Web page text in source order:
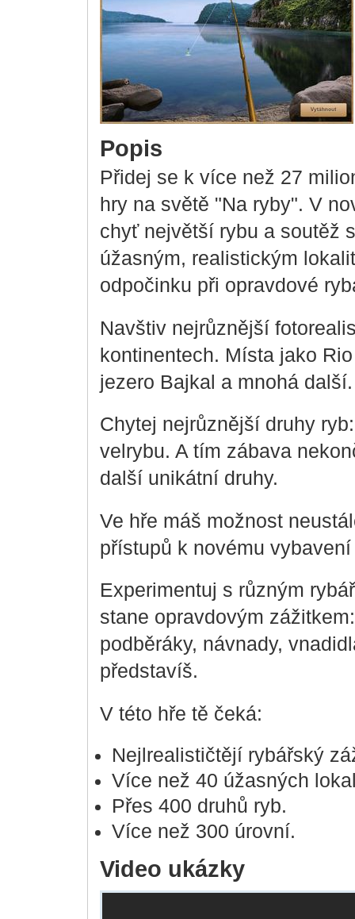
Popis
Přidej se k více než 27
hry na světě "Na ryby". V
chyť největší rybu a soutěž
úžasným, realistickým
odpočinku při opravdové
Navštiv nejrůznější
kontinentech. Místa jako
jezero Bajkal a mnohá další.
Chytej nejrůznější druhy
velrybu. A tím zábava
další unikátní druhy.
Ve hře máš možnost
přístupů k novému
Experimentuj s různým
stane opravdovým
podběráky, návnady,
představíš.
V této hře tě čeká:
Nejlrealističtějí rybářský
Více než 40 úžasných
Přes 400 druhů ryb.
Více než 300 úrovní.
Video ukázky